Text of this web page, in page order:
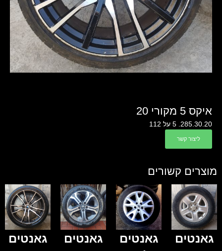
איקס 5 מקורי 20
285.30.20. 5 על 112
ליצור קשר
מוצרים קשורים
גאנטים
גאנטים
גאנטים
גאנטים